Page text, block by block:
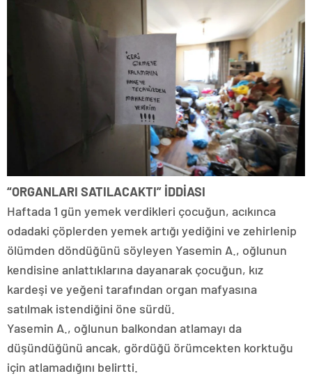
“ORGANLARI SATILACAKTI” İDDİASI
Haftada 1 gün yemek verdikleri çocuğun, acıkınca
odadaki çöplerden yemek artığı yediğini ve zehirlenip
ölümden döndüğünü söyleyen Yasemin A., oğlunun
kendisine anlattıklarına dayanarak çocuğun, kız
kardeşi ve yeğeni tarafından organ mafyasına
satılmak istendiğini öne sürdü.
Yasemin A., oğlunun balkondan atlamayı da
düşündüğünü ancak, gördüğü örümcekten korktuğu
için atlamadığını belirtti.